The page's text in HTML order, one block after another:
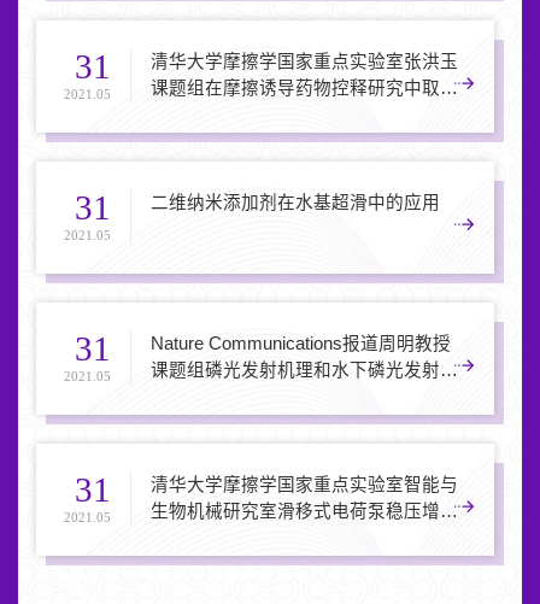
31
2021.05
清华大学摩擦学国家重点实验室张洪玉
课题组在摩擦诱导药物控释研究中取得
31
2021.05
二维纳米添加剂在水基超滑中的应用
31
2021.05
Nature Communications报道周明教授
课题组磷光发射机理和水下磷光发射新
31
2021.05
清华大学摩擦学国家重点实验室智能与
生物机械研究室滑移式电荷泵稳压增流